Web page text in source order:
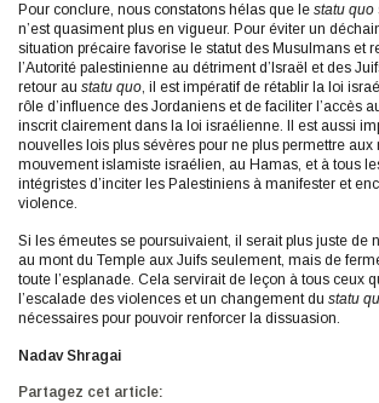
Pour conclure, nous constatons hélas que le statu quo
n’est quasiment plus en vigueur. Pour éviter un
situation précaire favorise le statut des Musulmans et
l’Autorité palestinienne au détriment d’Israël et des
retour au statu quo, il est impératif de rétablir la loi
rôle d’influence des Jordaniens et de faciliter l’accès
inscrit clairement dans la loi israélienne. Il est aussi
nouvelles lois plus sévères pour ne plus permettre aux
mouvement islamiste israélien, au Hamas, et à tous
intégristes d’inciter les Palestiniens à manifester et
violence.
Si les émeutes se poursuivaient, il serait plus juste de
au mont du Temple aux Juifs seulement, mais de
toute l’esplanade. Cela servirait de leçon à tous ceux
l’escalade des violences et un changement du statu
nécessaires pour pouvoir renforcer la dissuasion.
Nadav Shragai
Partagez cet article: